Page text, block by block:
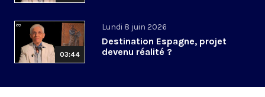
03:44
Lundi 8 juin 2026
Destination Espagne, projet
devenu réalité ?